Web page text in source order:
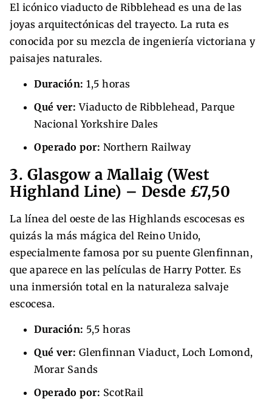
El icónico viaducto de Ribblehead es una de las
joyas arquitectónicas del trayecto. La ruta es
conocida por su mezcla de ingeniería victoriana y
paisajes naturales.
Duración: 1,5 horas
Qué ver: Viaducto de Ribblehead, Parque
Nacional Yorkshire Dales
Operado por: Northern Railway
3. Glasgow a Mallaig (West
Highland Line) – Desde £7,50
La línea del oeste de las Highlands escocesas es
quizás la más mágica del Reino Unido,
especialmente famosa por su puente Glenfinnan,
que aparece en las películas de Harry Potter. Es
una inmersión total en la naturaleza salvaje
escocesa.
Duración: 5,5 horas
Qué ver: Glenfinnan Viaduct, Loch Lomond,
Morar Sands
Operado por: ScotRail